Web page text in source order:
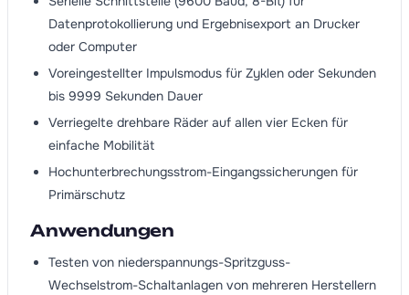
Datenprotokollierung und Ergebnisexport an Drucker
oder Computer
Voreingestellter Impulsmodus für Zyklen oder Sekunden
bis 9999 Sekunden Dauer
Verriegelte drehbare Räder auf allen vier Ecken für
einfache Mobilität
Hochunterbrechungsstrom-Eingangssicherungen für
Primärschutz
Anwendungen
Testen von niederspannungs-Spritzguss-
Wechselstrom-Schaltanlagen von mehreren Herstellern